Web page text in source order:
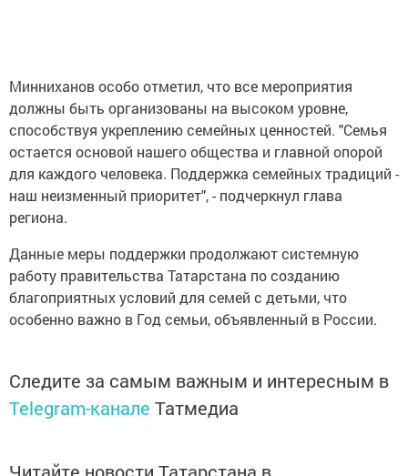
Минниханов особо отметил, что все мероприятия
должны быть организованы на высоком уровне,
способствуя укреплению семейных ценностей. "Семья
остается основой нашего общества и главной опорой
для каждого человека. Поддержка семейных традиций -
наш неизменный приоритет", - подчеркнул глава
региона.
Данные меры поддержки продолжают системную
работу правительства Татарстана по созданию
благоприятных условий для семей с детьми, что
особенно важно в Год семьи, объявленный в России.
Следите за самым важным и интересным в
Telegram-канале Татмедиа
Читайте новости Татарстана в